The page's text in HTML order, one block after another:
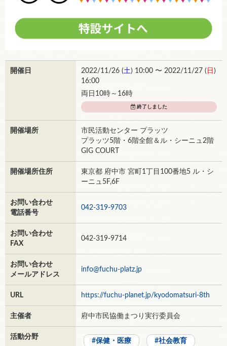
開催日 2022/11/26 (土) 10:00 〜 2022/11/27 ( 日 )
16:00
両日10時～16時
終了しました
開催場所
市民活動センター プラッツ
プラッツ5階・6階全館＆ル・シーニュ2階
GIG COURT
開催場所住所
東京都 府中市 宮町1丁目100番地5 ル・シ
ーニュ5F,6F
お問い合わせ
電話番号
042-319-9703
お問い合わせ
FAX
042-319-9714
お問い合わせ
メールアドレス
info@fuchu-platz.jp
URL https://fuchu-planet.jp/kyodomatsuri-8th
主催者 府中市民協働まつり実行委員会
活動分野
保健・医療 社会教育